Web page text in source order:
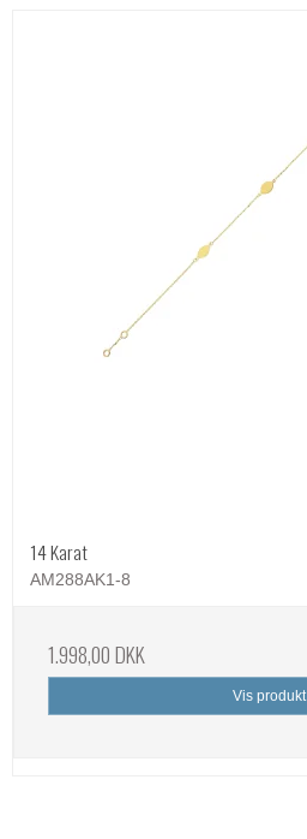
14 Karat
AM288AK1-8
1.998,00 DKK
Vis produkt